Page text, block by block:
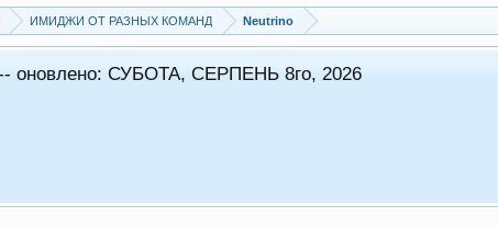
ИМИДЖИ ОТ РАЗНЫХ КОМАНД Neutrino
ЕПГ формується в стандартному режимі.